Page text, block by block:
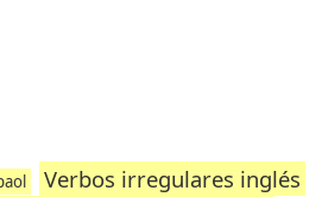
Verbos irregulares inglés